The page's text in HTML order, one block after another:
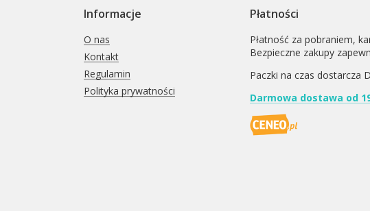
Informacje
O nas
Kontakt
Regulamin
Polityka prywatności
Płatności
Płatność za pobraniem,
Bezpieczne zakupy
Paczki na czas dostarcza
Darmowa dostawa od